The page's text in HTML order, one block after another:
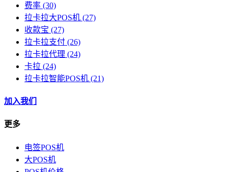
费率 (30)
拉卡拉大POS机 (27)
收款宝 (27)
拉卡拉支付 (26)
拉卡拉代理 (24)
卡拉 (24)
拉卡拉智能POS机 (21)
加入我们
更多
电签POS机
大POS机